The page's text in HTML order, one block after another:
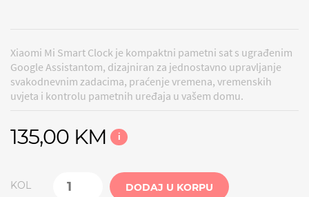
Xiaomi Mi Smart Clock je kompaktni pametni sat s ugrađenim
Google Assistantom, dizajniran za jednostavno upravljanje
svakodnevnim zadacima, praćenje vremena, vremenskih
uvjeta i kontrolu pametnih uređaja u vašem domu.​
135,00 KM i
KOL DODAJ U KORPU